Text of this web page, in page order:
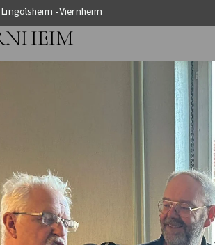
Lingolsheim -Viernheim